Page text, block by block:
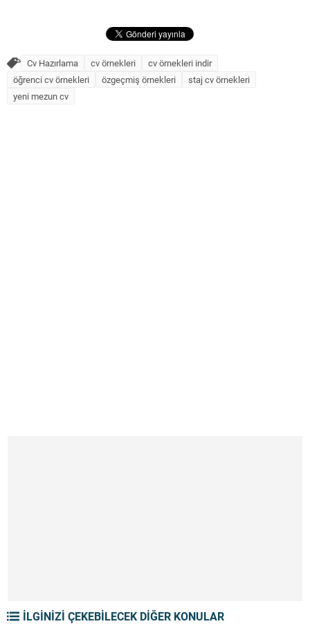
Cv Hazırlama cv örnekleri
cv örnekleri indir
öğrenci cv örnekleri
özgeçmiş örnekleri
staj cv örnekleri
yeni mezun cv
İLGİNİZİ ÇEKEBİLECEK DİĞER KONULAR